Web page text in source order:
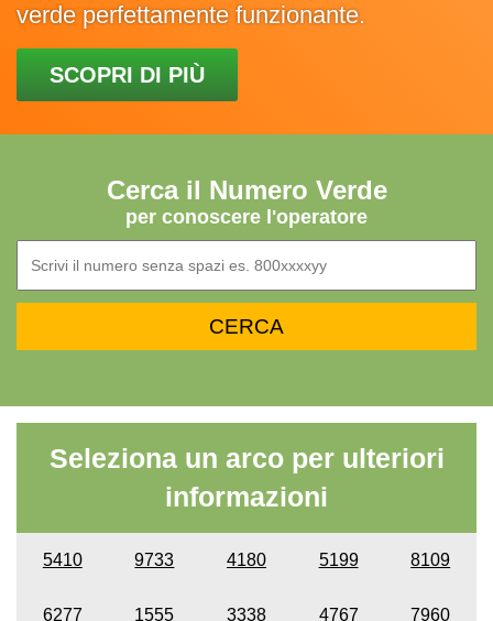
verde perfettamente funzionante.
SCOPRI DI PIÙ
Cerca il Numero Verde
per conoscere l'operatore
Seleziona un arco per ulteriori
informazioni
5410 9733 4180 5199 8109
6277 1555 3338 4767 7960